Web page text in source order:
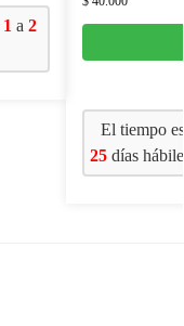
1 a 2
El tiempo
25días